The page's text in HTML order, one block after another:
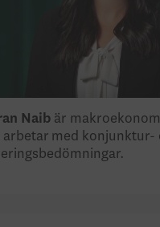
Naibär makroekonom
arbetar med konjunktur-